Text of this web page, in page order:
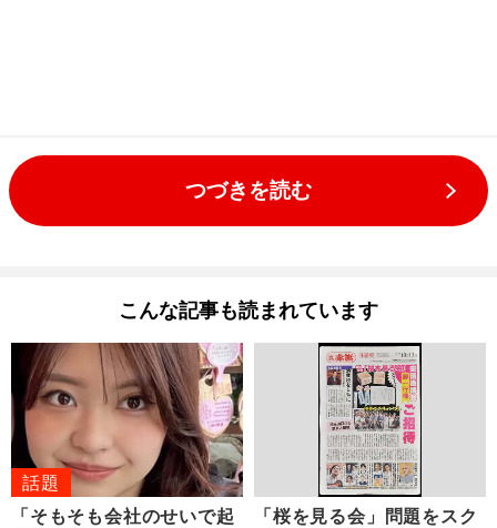
つづきを読む
こんな記事も読まれています
話題
「そもそも会社のせいで起
「桜を見る会」問題をスク